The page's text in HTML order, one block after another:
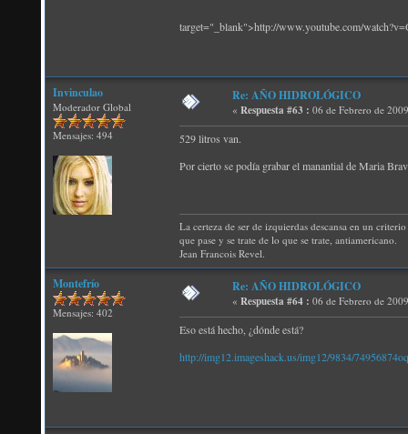
target="_blank">http://www.youtube.com/
Invinculao
Moderador Global
Mensajes: 494
Re: AÑO HIDROLÓGICO
« Respuesta #63 : 06 de Febrero de
529 litros van.
Por cierto se podía grabar el manantial de Maria
La certeza de ser de izquierdas descansa en un
que pase y se trate de lo que se trate, antiamericano.
Jean Francois Revel.
Montefrío
Mensajes: 402
Re: AÑO HIDROLÓGICO
« Respuesta #64 : 06 de Febrero de
Eso está hecho, ¿dónde está?
http://img12.imageshack.us/img12/9834/